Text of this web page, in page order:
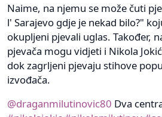
Naime, na njemu se može čuti
l' Sarajevo gdje je nekad bilo?"
okupljeni pjevali uglas. Također,
pjevača mogu vidjeti i Nikola
dok zagrljeni pjevaju stihove
izvođača.
@draganmilutinovic80 Dva